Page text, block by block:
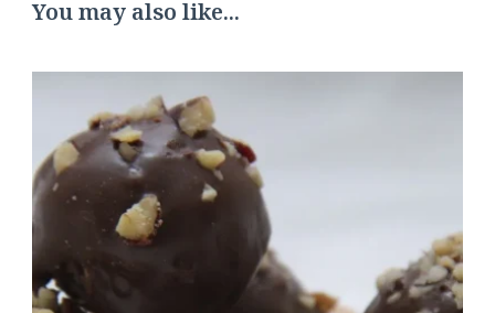
You may also like...